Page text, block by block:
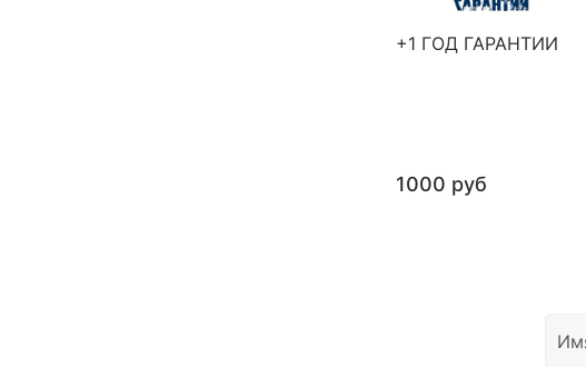
+1 ГОД ГАРАНТИИ
1000 руб